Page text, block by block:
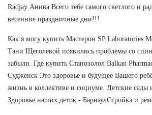
Radjay Анива Всего тебе самого светлого и
весенние праздничные дни!!!
Как я могу купить Мастерон SP Laboratories
Тани Щеголевой появились проблемы со
забыли. Где купить Станозолол Balkan
Судженск Это здоровье и будущее Вашего
жизнь в коллективе и социуме. Детские сады
Здоровье наших деток - БарнаулСтройка и